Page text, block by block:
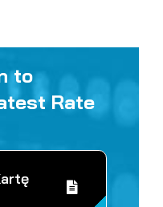
to
Rate